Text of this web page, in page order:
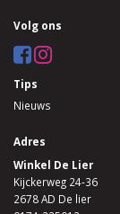
Volg ons
Tips
Nieuws
Adres
Winkel De Lier
Kijckerweg 24-36
2678 AD De lier